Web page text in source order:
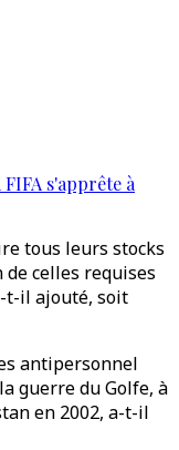
s'apprête à
tous leurs stocks
celles requises
t-il ajouté, soit
antipersonnel
guerre du Golfe, à
en 2002, a-t-il